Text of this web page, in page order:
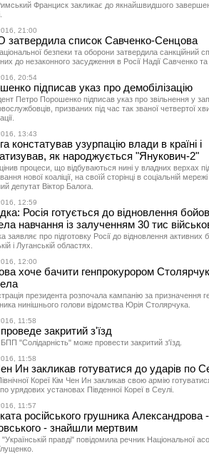
Франциск закликає до якнайшвидшого
21:00
затвердила список Савченко-Сенцова
безпеки та оборони затвердила санкційний
до незаконного засудження в Росії Надії Савченко та
20:54
підписав указ про демобілізацію
Петро Порошенко підписав указ про звільнення у
призваних під час так званої четвертої
13:43
констатував узурпацію влади в країні і
як народжується "Янукович-2"
процеси, що відбуваються нині у владних верхах
нової коаліції, на своїй сторінці в соціальній
депутат Віктор Балога.
12:59
Росія готується до відновлення
навчання із залученням 30 тис
заявляє про підготовку Росії до відновлення активних
і Луганській областях.
12:00
хоче бачити генпрокурором
президента розпочала кампанію за призначення
нинішнього голови відомства Юрія Столярчука.
11:58
закритий з'їзд
БПП "Солідарність" може провести закритий з'їзд.
11:58
Ин закликав готуватися до ударів по
Кореї Кім Чен Ин закликав свою армію
урядових установах Південної Кореї в Сеулі.
11:57
російського грушника Александрова
- знайшли мертвим
правді" повідомила речник Національної